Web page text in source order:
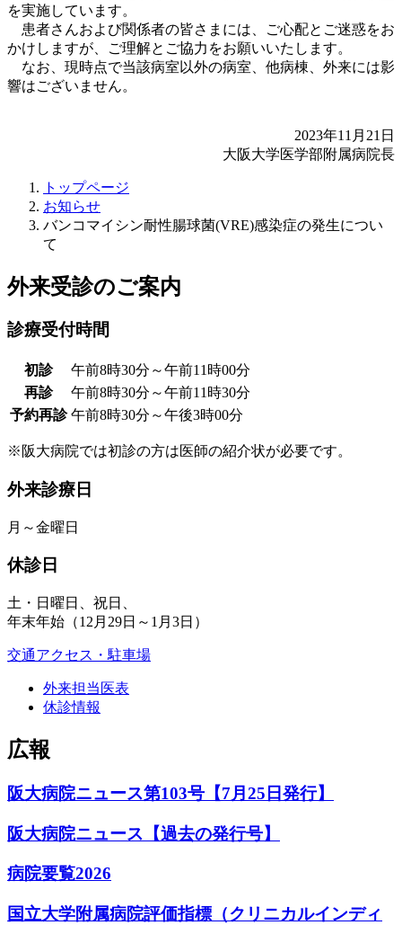
を実施しています。
患者さんおよび関係者の皆さまには、ご心配とご迷惑をお
かけしますが、ご理解とご協力をお願いいたします。
なお、現時点で当該病室以外の病室、他病棟、外来には影
響はございません。
2023年11月21日
大阪大学医学部附属病院長
トップページ
お知らせ
バンコマイシン耐性腸球菌(VRE)感染症の発生につい
て
外来受診のご案内
診療受付時間
初診
午前8時30分～午前11時00分
再診
午前8時30分～午前11時30分
予約再診 午前8時30分～午後3時00分
※阪大病院では初診の方は医師の紹介状が必要です。
外来診療日
月～金曜日
休診日
土・日曜日、祝日、
年末年始（12月29日～1月3日）
交通アクセス・駐車場
外来担当医表
休診情報
広報
阪大病院ニュース第103号【7月25日発行】
阪大病院ニュース【過去の発行号】
病院要覧2026
国立大学附属病院評価指標（クリニカルインディ